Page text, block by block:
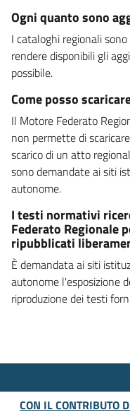
Ogni quanto sono
I cataloghi regionali
rendere disponibili gli
possibile.
Come posso
Il Motore Federato
non permette di
scarico di un atto
sono demandate ai siti
autonome.
I testi normativi
Federato Regionale
ripubblicati
È demandata ai siti
autonome l'esposizione
riproduzione dei testi
CON IL CONTRIBUTO